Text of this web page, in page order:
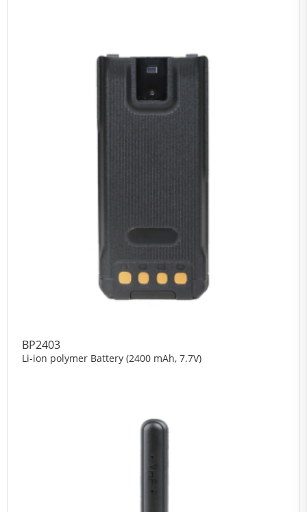
BP2403
Li-ion polymer Battery (2400 mAh, 7.7V)